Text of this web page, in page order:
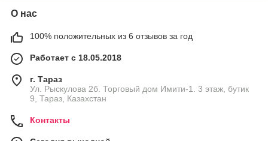
О нас
100% положительных из 6 отзывов за год
Работает с 18.05.2018
г. Тараз
Ул. Рыскулова 2б. Торговый дом Имити-1. 3 этаж, бутик
9, Тараз, Казахстан
Контакты